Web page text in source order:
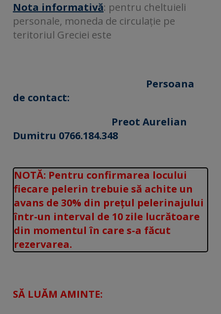
Nota informativă: pentru cheltuieli
personale, moneda de circulație pe
teritoriul Greciei este
Persoana
de contact:
Preot Aurelian
Dumitru 0766.184.348
NOTĂ: Pentru confirmarea locului
fiecare pelerin trebuie să achite un
avans de 30% din prețul pelerinajului
într-un interval de 10 zile lucrătoare
din momentul în care s-a făcut
rezervarea.
SĂ LUĂM AMINTE: